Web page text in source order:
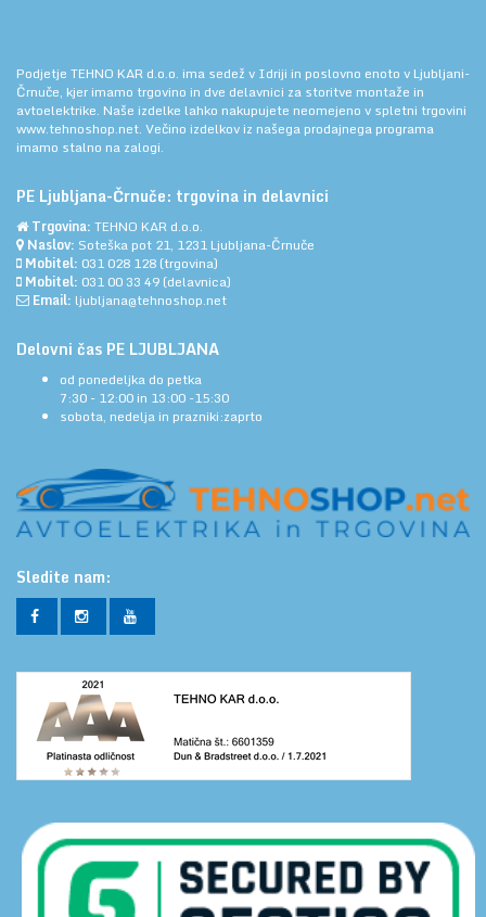
Podjetje TEHNO KAR d.o.o. ima sedež v Idriji in poslovno enoto v Ljubljani-
Črnuče, kjer imamo trgovino in dve delavnici za storitve montaže in
avtoelektrike. Naše izdelke lahko nakupujete neomejeno v spletni trgovini
www.tehnoshop.net. Večino izdelkov iz našega prodajnega programa
imamo stalno na zalogi.
PE Ljubljana-Črnuče: trgovina in delavnici
Trgovina: TEHNO KAR d.o.o.
Naslov: Soteška pot 21, 1231 Ljubljana-Črnuče
Mobitel: 031 028 128 (trgovina)
Mobitel: 031 00 33 49 (delavnica)
Email: ljubljana@tehnoshop.net
Delovni čas PE LJUBLJANA
od ponedeljka do petka
7:30 - 12:00 in 13:00 -15:30
sobota, nedelja in prazniki:zaprto
Sledite nam: